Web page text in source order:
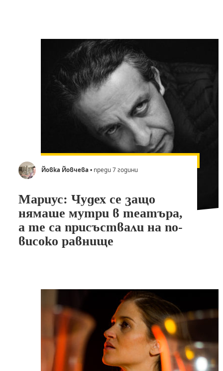
Йовка Йовчева • преди 7 години
Мариус: Чудех се защо
нямаше мутри в театъра,
а те са присъствали на по-
високо равнище